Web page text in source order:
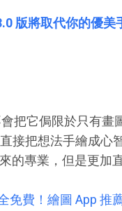
版將取代你的優美
把它侷限於只有畫
接把想法手繪成心
的專業，但是更加
免費！繪圖 App 推